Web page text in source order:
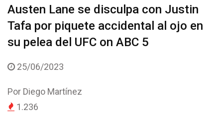
Austen Lane se disculpa con Justin
Tafa por piquete accidental al ojo en
su pelea del UFC on ABC 5
25/06/2023
Por Diego Martínez
1.236